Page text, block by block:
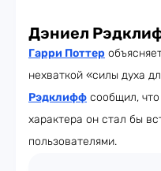
Дэниел
Гарри Поттер
нехваткой «силы духа
Рэдклифф сообщил,
характера он стал бы
пользователями.